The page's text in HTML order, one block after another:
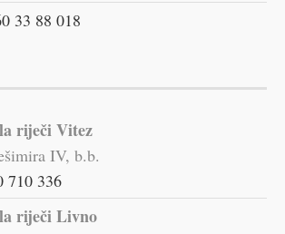
33 88 018
riječi Vitez
IV, b.b.
710 336
riječi Livno